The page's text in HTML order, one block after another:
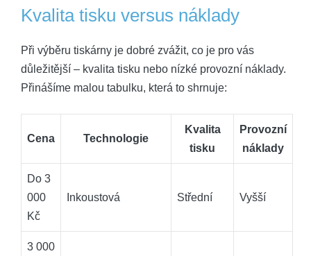
Kvalita ⁣tisku ⁢versus ​náklady
Při výběru tiskárny‌ je dobré zvážit, co ⁣je‍ pro vás‍
důležitější – ‌kvalita​ tisku nebo nízké provozní ‌náklady.
Přinášíme malou tabulku,‌ která⁢ to shrnuje:
Cena Technologie
Kvalita
tisku
Provozní
náklady
Do 3
‌000
Kč
Inkoustová Střední Vyšší
3 000